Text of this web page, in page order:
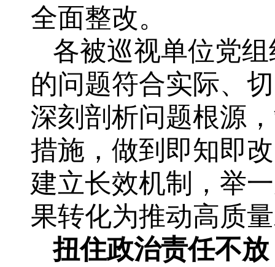
全面整改。
各被巡视单位党
的问题符合实际、
深刻剖析问题根源
措施，做到即知即
建立长效机制，举
果转化为推动高质
扭住政治责任不